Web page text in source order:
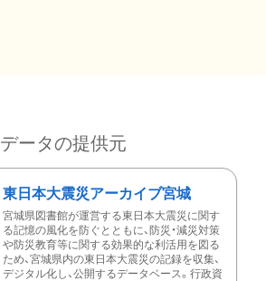
データの提供元
東日本大震災アーカイブ宮城
宮城県図書館が運営する東日本大震災に関す
る記憶の風化を防ぐとともに、防災・減災対策
や防災教育等に関する効果的な利活用を図る
ため、宮城県内の東日本大震災の記録を収集、
デジタル化し、公開するデータベース。行政資